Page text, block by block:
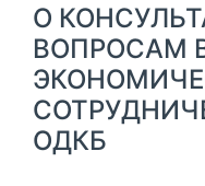
О
ВОПРОСАМ
ОДКБ